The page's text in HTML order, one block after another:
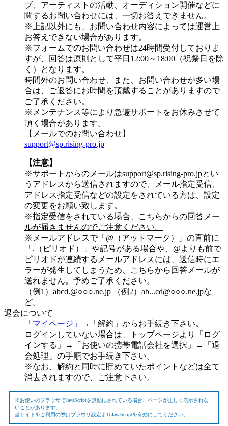
ブ、アーティストの活動、オーディション開催などに
関するお問い合わせには、一切お答えできません。
※上記以外にも、お問い合わせ内容によっては運営上
お答えできない場合があります。
※フォームでのお問い合わせは24時間受付しておりま
すが、
回答は原則として平日12:00～18:00（祝祭日を除
く）
となります。
時間外のお問い合わせ、また、お問い合わせが多い場
合は、ご返答にお時間を頂戴することがありますので
ご了承ください。
※メンテナンス等により急遽サポートをお休みさせて
頂く場合があります。
【メールでのお問い合わせ】
support@sp.rising-pro.jp
【注意】
※サポートからのメールはsupport@sp.rising-pro.jpとい
うアドレスから送信されますので、メール指定受信、
アドレス指定受信などの設定をされている方は、設定
の変更をお願い致します。
※指定受信をされている場合、こちらからの回答メー
ルが届きませんのでご注意ください。
※メールアドレスで「@（アットマーク）」の直前に
「.（ピリオド）」や記号がある場合や、@よりも前で
ピリオドが連続するメールアドレスには、送信時にエ
ラーが発生してしまうため、こちらから回答メールが
送れません。予めご了承ください。
（例1）abcd.@○○○.ne.jp （例2）ab...cd@○○○.ne.jpな
ど。
退会について
「マイページ」
→「解約」からお手続き下さい。
ログインしていない場合は、トップページより「ログ
インする」→「お使いの携帯電話会社を選択」→「退
会処理」の手順でお手続き下さい。
※なお、解約と同時に貯めていたポイントなどは全て
消去されますので、ご注意下さい。
※お使いのブラウザでJavaScriptを無効にされている場合、ページが正しく表示されな
いことがあります。
当サイトをご利用の際はブラウザ設定よりJavaScriptを有効にしてください。